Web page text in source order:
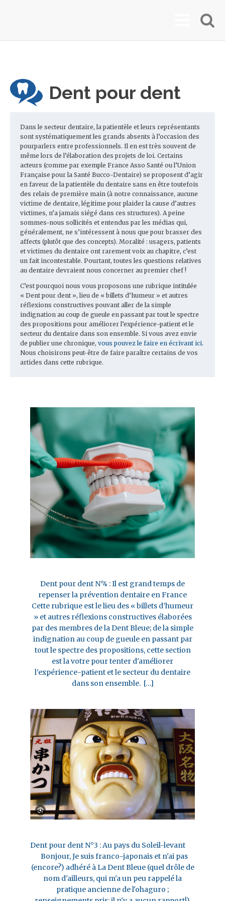
Dent pour dent
Dans le secteur dentaire, la patientèle et leurs représentants
sont systématiquement les grands absents à l’occasion des
pourparlers entre professionnels. Il en est très souvent de
même lors de l’élaboration des projets de loi. Certains
acteurs (comme par exemple France Asso Santé ou l’Union
Française pour la Santé Bucco-Dentaire) se proposent d’agir
en faveur de la patientèle du dentaire sans en être toutefois
des relais de première main (à notre connaissance, aucune
victime de dentaire, légitime pour plaider la cause d’autres
victimes, n’a jamais siégé dans ces structures). A peine
sommes-nous sollicités et entendus par les médias qui,
généralement, ne s’intéressent à nous que pour brasser des
affects (plutôt que des concepts). Moralité : usagers, patients
et victimes du dentaire ont rarement voix au chapitre, c’est
un fait incontestable. Pourtant, toutes les questions relatives
au dentaire devraient nous concerner au premier chef !
C’est pourquoi nous vous proposons une rubrique intitulée
« Dent pour dent », lieu de « billets d’humeur » et autres
réflexions constructives pouvant aller de la simple
indignation au coup de gueule en passant par tout le spectre
des propositions pour améliorer l’expérience-patient et le
secteur du dentaire dans son ensemble. Si vous avez envie
de publier une chronique, vous pouvez le faire en écrivant ici.
Nous choisirons peut-être de faire paraître certains de vos
articles dans cette rubrique.
Dent pour dent N°4 : Il est grand temps de
repenser la prévention dentaire en France
Cette rubrique est le lieu des « billets d’humeur
» et autres réflexions constructives élaborées
par des membres de la Dent Bleue; de la simple
indignation au coup de gueule en passant par
tout le spectre des propositions, cette section
est la votre pour tenter d'améliorer
l’expérience-patient et le secteur du dentaire
dans son ensemble. […]
Dent pour dent N°3 : Au pays du Soleil-levant
Bonjour, Je suis franco-japonais et n'ai pas
(encore?) adhéré à La Dent Bleue (quel drôle de
nom d'ailleurs, qui m'a un peu rappelé la
pratique ancienne de l'ohaguro ;